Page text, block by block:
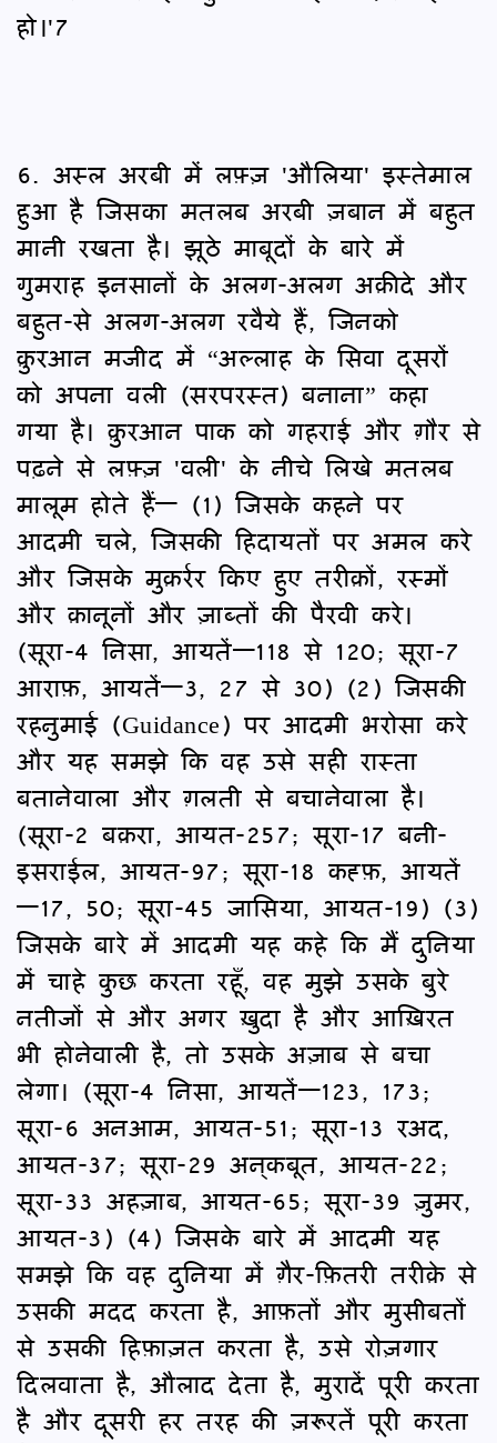
हो।'7
6. अस्ल अरबी में लफ़्ज़ 'औलिया' इस्तेमाल
हुआ है जिसका मतलब अरबी ज़बान में बहुत
मानी रखता है। झूठे माबूदों के बारे में
गुमराह इनसानों के अलग-अलग अक़ीदे और
बहुत-से अलग-अलग रवैये हैं, जिनको
क़ुरआन मजीद में “अल्लाह के सिवा दूसरों
को अपना वली (सरपरस्त) बनाना” कहा
गया है। क़ुरआन पाक को गहराई और ग़ौर से
पढ़ने से लफ़्ज़ 'वली' के नीचे लिखे मतलब
मालूम होते हैं— (1) जिसके कहने पर
आदमी चले, जिसकी हिदायतों पर अमल करे
और जिसके मुक़र्रर किए हुए तरीक़ों, रस्मों
और क़ानूनों और ज़ाब्तों की पैरवी करे।
(सूरा-4 निसा, आयतें—118 से 120; सूरा-7
आराफ़, आयतें—3, 27 से 30) (2) जिसकी
रहनुमाई (Guidance) पर आदमी भरोसा करे
और यह समझे कि वह उसे सही रास्ता
बतानेवाला और ग़लती से बचानेवाला है।
(सूरा-2 बक़रा, आयत-257; सूरा-17 बनी-
इसराईल, आयत-97; सूरा-18 कह्फ़, आयतें
—17, 50; सूरा-45 जासिया, आयत-19) (3)
जिसके बारे में आदमी यह कहे कि मैं दुनिया
में चाहे कुछ करता रहूँ, वह मुझे उसके बुरे
नतीजों से और अगर ख़ुदा है और आख़िरत
भी होनेवाली है, तो उसके अज़ाब से बचा
लेगा। (सूरा-4 निसा, आयतें—123, 173;
सूरा-6 अनआम, आयत-51; सूरा-13 रअद,
आयत-37; सूरा-29 अन्‌कबूत, आयत-22;
सूरा-33 अहज़ाब, आयत-65; सूरा-39 ज़ुमर,
आयत-3) (4) जिसके बारे में आदमी यह
समझे कि वह दुनिया में ग़ैर-फ़ितरी तरीक़े से
उसकी मदद करता है, आफ़तों और मुसीबतों
से उसकी हिफ़ाज़त करता है, उसे रोज़गार
दिलवाता है, औलाद देता है, मुरादें पूरी करता
है और दूसरी हर तरह की ज़रूरतें पूरी करता